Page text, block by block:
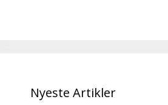
Nyeste Artikler